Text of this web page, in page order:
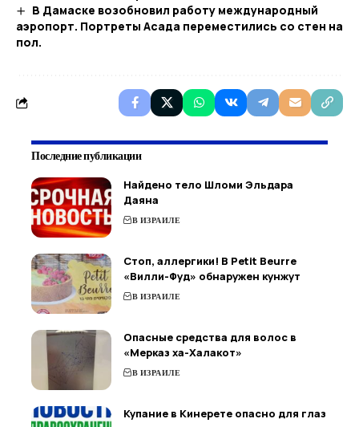
В Дамаске возобновил работу международный
аэропорт. Портреты Асада переместились со стен на
пол.
Последние публикации
Найдено тело Шломи Эльдара
Даяна
В ИЗРАИЛЕ
Стоп, аллергики! В Petit Beurre
«Вилли-Фуд» обнаружен кунжут
В ИЗРАИЛЕ
Опасные средства для волос в
«Мерказ ха-Халакот»
В ИЗРАИЛЕ
Купание в Кинерете опасно для глаз